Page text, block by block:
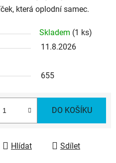
která oplodní samec.
Skladem (1 ks)
11.8.2026
655
DO KOŠÍKU
Hlídat Sdílet